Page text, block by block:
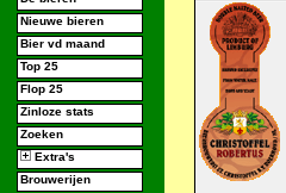
Nieuwe bieren
Bier vd maand
Top 25
Flop 25
Zinloze stats
Zoeken
Extra's
Brouwerijen